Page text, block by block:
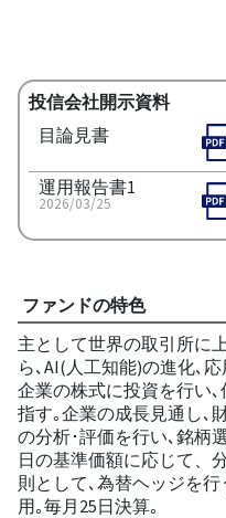
投信会社開示資料
目論見書
運用報告書1
2026/03/25
ファンドの特色
主として世界の取引所に
ら､AI(人工知能)の進化､
企業の株式に投資を行い
指す｡企業の成長見通し､
の分析･評価を行い､銘柄
日の基準価額に応じて、
則として､為替ヘッジを
用｡毎月25日決算｡